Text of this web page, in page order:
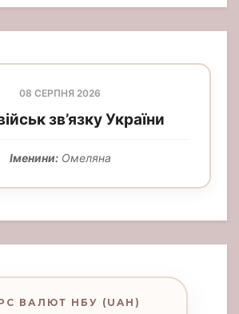
08 СЕРПНЯ 2026
зв’язку України
Іменини:Омеляна
ВАЛЮТ НБУ (UAH)